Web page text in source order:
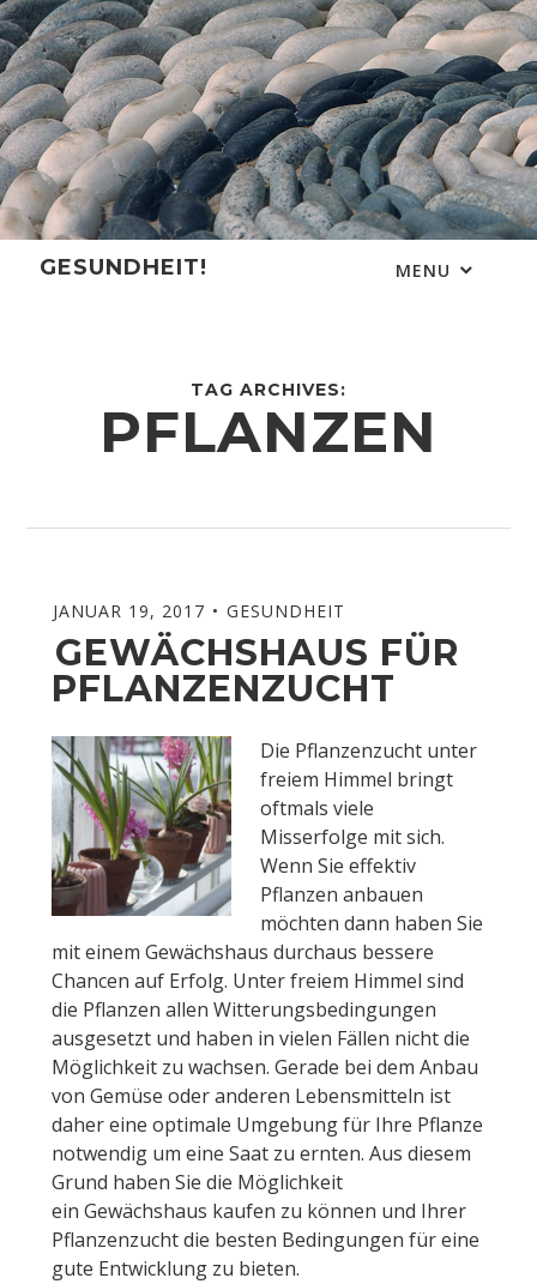
Skip
to
content
GESUNDHEIT! MENU
TAG ARCHIVES:
PFLANZEN
JANUAR 19, 2017 GESUNDHEIT
GEWÄCHSHAUS FÜR
PFLANZENZUCHT
Die Pflanzenzucht unter
freiem Himmel bringt
oftmals viele
Misserfolge mit sich.
Wenn Sie effektiv
Pflanzen anbauen
möchten dann haben Sie
mit einem Gewächshaus durchaus bessere
Chancen auf Erfolg. Unter freiem Himmel sind
die Pflanzen allen Witterungsbedingungen
ausgesetzt und haben in vielen Fällen nicht die
Möglichkeit zu wachsen. Gerade bei dem Anbau
von Gemüse oder anderen Lebensmitteln ist
daher eine optimale Umgebung für Ihre Pflanze
notwendig um eine Saat zu ernten. Aus diesem
Grund haben Sie die Möglichkeit
ein Gewächshaus kaufen zu können und Ihrer
Pflanzenzucht die besten Bedingungen für eine
gute Entwicklung zu bieten.